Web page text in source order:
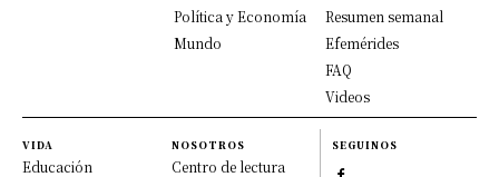
Política y Economía
Mundo
Resumen semanal
Efemérides
FAQ
Videos
VIDA
Educación
NOSOTROS
Centro de lectura
SEGUINOS